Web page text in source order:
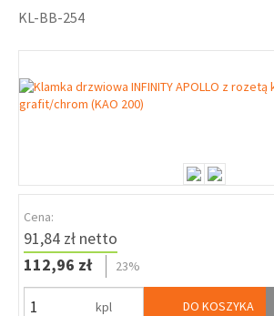
KL-BB-254
Cena:
91,84 zł netto
112,96 zł
23%
kpl DO KOSZYKA